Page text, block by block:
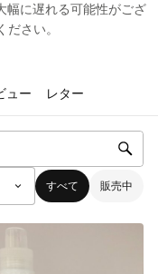
幅に遅れる可能性がござ
さい。
ュー レター
すべて 販売中